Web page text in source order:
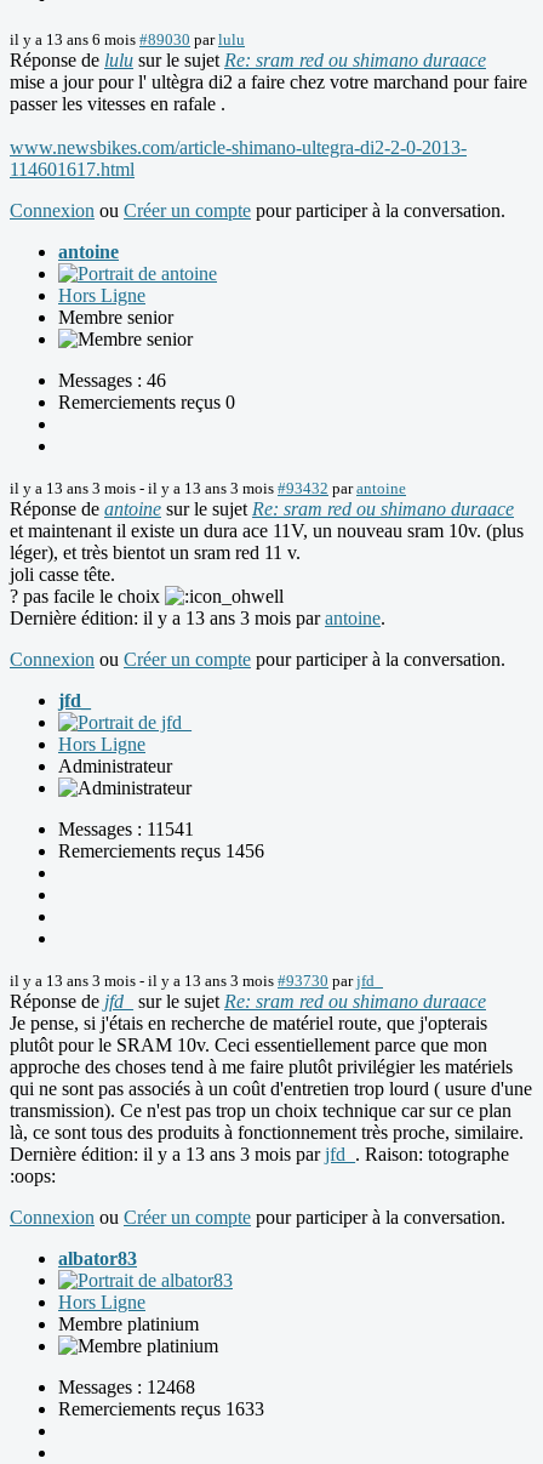
il y a 13 ans 6 mois #89030 parlulu
Réponse de lulu sur le sujet Re: sram red ou shimano duraace
mise a jour pour l' ultègra di2 a faire chez votre marchand pour faire
passer les vitesses en rafale .
www.newsbikes.com/article-shimano-ultegra-di2-2-0-2013-
114601617.html
Connexion ou Créer un compte pour participer à la conversation.
antoine
Hors Ligne
Membre senior
Messages : 46
Remerciements reçus 0
il y a 13 ans 3 mois - il y a 13 ans 3 mois #93432 parantoine
Réponse de antoine sur le sujet Re: sram red ou shimano duraace
et maintenant il existe un dura ace 11V, un nouveau sram 10v. (plus
léger), et très bientot un sram red 11 v.
joli casse tête.
? pas facile le choix
Dernière édition: il y a 13 ans 3 mois parantoine.
Connexion ou Créer un compte pour participer à la conversation.
jfd_
Hors Ligne
Administrateur
Messages : 11541
Remerciements reçus 1456
il y a 13 ans 3 mois - il y a 13 ans 3 mois #93730 parjfd_
Réponse de jfd_ sur le sujet Re: sram red ou shimano duraace
Je pense, si j'étais en recherche de matériel route, que j'opterais
plutôt pour le SRAM 10v. Ceci essentiellement parce que mon
approche des choses tend à me faire plutôt privilégier les matériels
qui ne sont pas associés à un coût d'entretien trop lourd ( usure d'une
transmission). Ce n'est pas trop un choix technique car sur ce plan
là, ce sont tous des produits à fonctionnement très proche, similaire.
Dernière édition: il y a 13 ans 3 mois parjfd_ . Raison: totographe
:oops:
Connexion ou Créer un compte pour participer à la conversation.
albator83
Hors Ligne
Membre platinium
Messages : 12468
Remerciements reçus 1633